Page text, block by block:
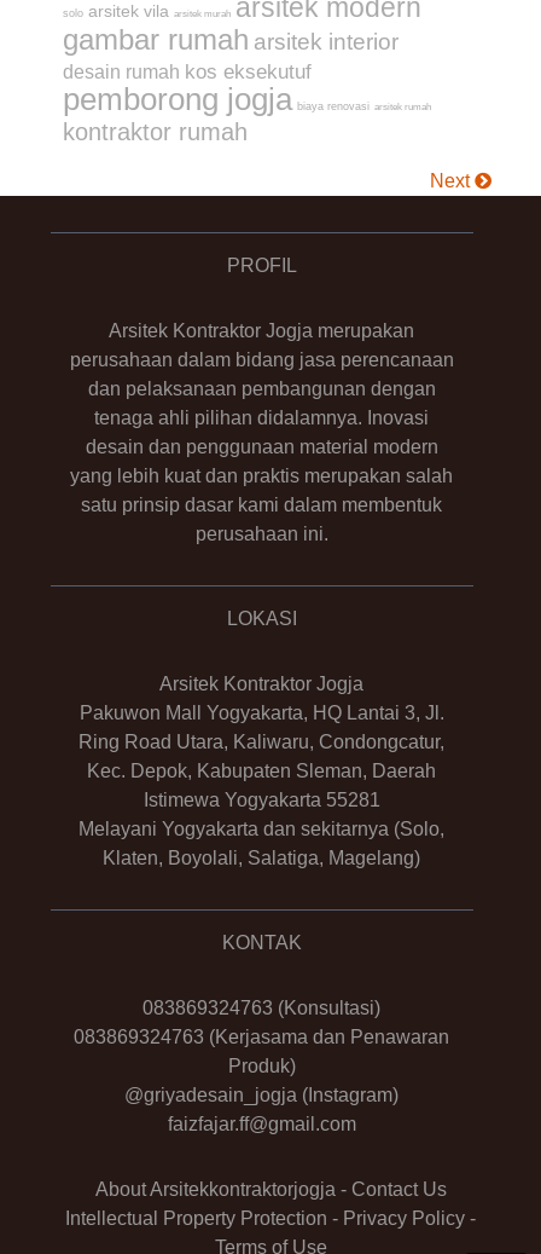
solo arsitek vila arsitek murah arsitek modern
gambar rumah arsitek interior
desain rumah kos eksekutuf
pemborong jogja biaya renovasi arsitek rumah
kontraktor rumah
Next
PROFIL
Arsitek Kontraktor Jogja merupakan
perusahaan dalam bidang jasa perencanaan
dan pelaksanaan pembangunan dengan
tenaga ahli pilihan didalamnya. Inovasi
desain dan penggunaan material modern
yang lebih kuat dan praktis merupakan salah
satu prinsip dasar kami dalam membentuk
perusahaan ini.
LOKASI
Arsitek Kontraktor Jogja
Pakuwon Mall Yogyakarta, HQ Lantai 3, Jl.
Ring Road Utara, Kaliwaru, Condongcatur,
Kec. Depok, Kabupaten Sleman, Daerah
Istimewa Yogyakarta 55281
Melayani Yogyakarta dan sekitarnya (Solo,
Klaten, Boyolali, Salatiga, Magelang)
KONTAK
083869324763 (Konsultasi)
083869324763 (Kerjasama dan Penawaran
Produk)
@griyadesain_jogja (Instagram)
faizfajar.ff@gmail.com
About Arsitekkontraktorjogja - Contact Us
Intellectual Property Protection - Privacy Policy -
Terms of Use